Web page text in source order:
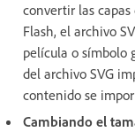
convertir las capas
Flash, el archivo
película o símbolo
del archivo SVG
contenido se
Cambiando el